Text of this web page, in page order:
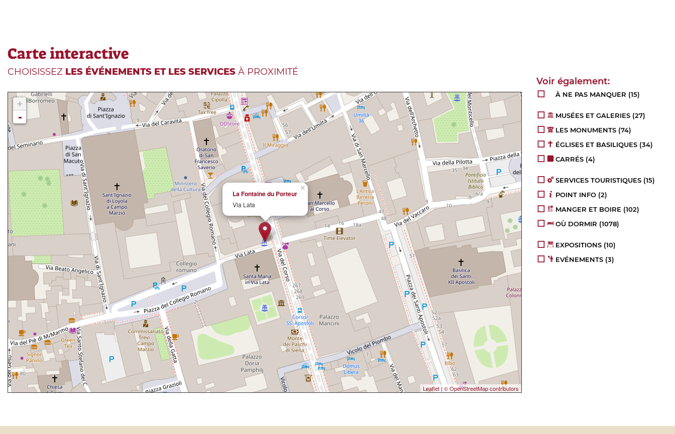
Carte interactive
CHOISISSEZ LES ÉVÉNEMENTS ET LES SERVICES À PROXIMITÉ
×
La Fontaine du Porteur
Via Lata
+
-
Leaflet | © OpenStreetMap contributors
À NE PAS MANQUER (15)
MUSÉES ET GALERIES (27)
LES MONUMENTS (74)
ÉGLISES ET BASILIQUES (34)
CARRÉS (4)
SERVICES TOURISTIQUES (15)
POINT INFO (2)
MANGER ET BOIRE (102)
OÙ DORMIR (1078)
EXPOSITIONS (10)
EVÉNEMENTS (3)